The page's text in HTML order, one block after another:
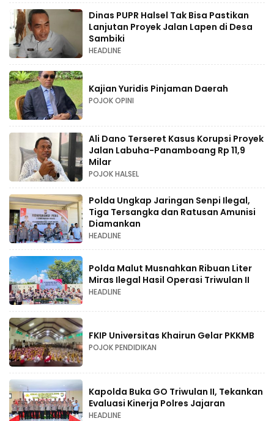
Dinas PUPR Halsel Tak Bisa Pastikan
Lanjutan Proyek Jalan Lapen di Desa
Sambiki
HEADLINE
Kajian Yuridis Pinjaman Daerah
POJOK OPINI
Ali Dano Terseret Kasus Korupsi Proyek
Jalan Labuha-Panamboang Rp 11,9
Milar
POJOK HALSEL
Polda Ungkap Jaringan Senpi Ilegal,
Tiga Tersangka dan Ratusan Amunisi
Diamankan
HEADLINE
Polda Malut Musnahkan Ribuan Liter
Miras Ilegal Hasil Operasi Triwulan II
HEADLINE
FKIP Universitas Khairun Gelar PKKMB
POJOK PENDIDIKAN
Kapolda Buka GO Triwulan II, Tekankan
Evaluasi Kinerja Polres Jajaran
HEADLINE